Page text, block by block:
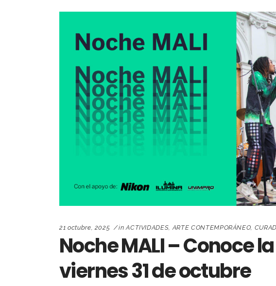
Auspiciadores
21 octubre, 2025 in ACTIVIDADES ARTE CONTEMPORÁNEO
Noche MALI – Conoce
viernes 31 de octubre